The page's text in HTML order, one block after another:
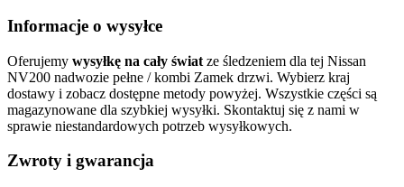
Informacje o wysyłce
Oferujemy wysyłkę na cały świat ze śledzeniem dla tej Nissan
NV200 nadwozie pełne / kombi Zamek drzwi. Wybierz kraj
dostawy i zobacz dostępne metody powyżej. Wszystkie części są
magazynowane dla szybkiej wysyłki. Skontaktuj się z nami w
sprawie niestandardowych potrzeb wysyłkowych.
Zwroty i gwarancja